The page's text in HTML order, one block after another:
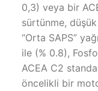
0,3) veya bir
sürtünme,
“Orta SAPS”
ile (% 0.8),
ACEA C2
öncelikli bir